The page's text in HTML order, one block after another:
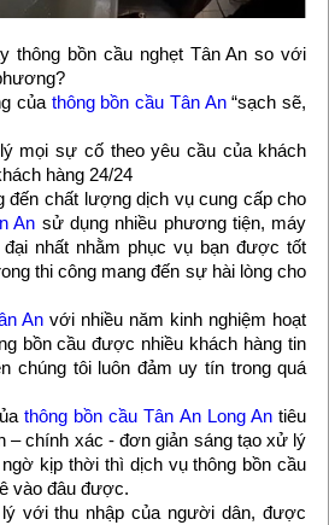
thông bồn cầu nghẹt Tân An so với
của thông bồn cầu Tân An“sạch sẽ,
mọi sự cố theo yêu cầu của khách
hàng 24/24
đến chất lượng dịch vụ cung cấp cho
An sử dụng nhiều phương tiện, máy
nhất nhằm phục vụ bạn được tốt
thi công mang đến sự hài lòng cho
Anvới nhiều năm kinh nghiệm hoạt
bồn cầu được nhiều khách hàng tin
chúng tôi luôn đảm uy tín trong quá
thông bồn cầu Tân An Long An tiêu
– chính xác - đơn giản sáng tạo xử lý
kịp thời thì dịch vụ thông bồn cầu
vào đâu được.
với thu nhập của người dân, được